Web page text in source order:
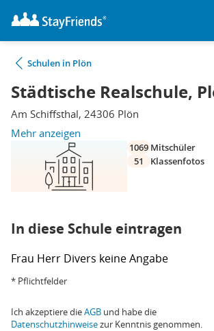
Schulen in Plön
Städtische Realschule,
Am Schiffsthal, 24306 Plön
Mehr anzeigen
1069 Mitschüler
51
Klassenfotos
In diese Schule eintragen
Frau Herr Divers keine Angabe
* Pflichtfelder
Ich akzeptiere dieAGB und habe die
Datenschutzhinweisezur Kenntnis genommen.